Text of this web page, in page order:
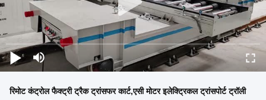
रिमोट कंट्रोल फैक्ट्री ट्रैक ट्रांसफर कार्ट,एसी मोटर इलेक्ट्रिकल ट्रांसपोर्ट ट्रॉली